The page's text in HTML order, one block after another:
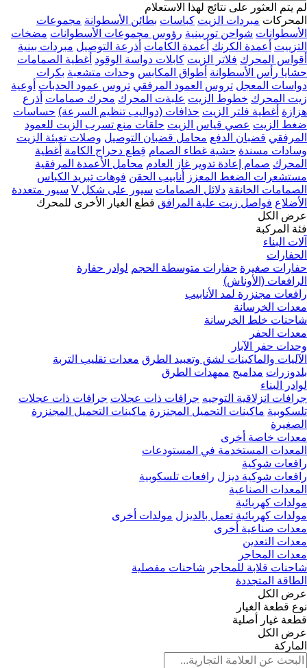
لم يتم العثور على نتائج لهذا الاستعلام
المحركات مبردات الزيت كباسات بطائن الأسطوانة مجموعات
الأسطوانات شواحن توربينية رؤوس مجموعات الأسطوانات مضخات
التزييت
أعمدة الكرنك أعمدة الكامات أذرعة التوصيل مبردات بينية
أقواس المحرك فلاتر الزيت كابلات دواسة الوقود أغطية الصمامات
حشايا رأس الأسطوانة أطواق المكابس وحدات متشعبة بكرات
دواسات المعجل تروس العمود المرفقي تروس عمود الحدبات أوعية
زيت المحرك خطوط الزيت علبةت المحرك محرك صمامات أذرع
هزازة أغطية فلتر الزيت حذافات (دواليب تنظيم السرعة) حساسات
ضغط الزيت عصي قياس الزيت حلقات منع تسرب الزيت للعمود
المرفقي قضبان الدفع محامل قضبان التوصيل وصلات تعبئة الزيت
وسادات مسندة حشية غطاء الصمام قِطع دحراج الكامة أغطية
المحرك صمام إعادة تدوير غاز العادم محامل الأعمدة المرفقية
مستشعرات الضغط المعزز
أنابيب الحقن فوهات تبريد الكباس
الصمامات الخانقة دلائل الصمامات سيور على شكل V
سيور متعددة
الأضلاع فواصل زيت علبة المرافق قطع الغيار الأخرى للمحرك
عرض الكل
فئة المركبة
آلات البناء
الحفارات
حفارات صغيرة حفارات متوسطة الحجم لوادر حفارة
الرافعات (الأوناش)
رافعات مجنزرة لمد الأنابيب
معدات الخرسانة
شاحنات خلط الخرسانة
معدات الحفر
وحدات حفر الآبار
الآليات والماكينات لشق وتعبيد الطرق معدات تقليب التربة
بلدوزرات مداميج ممهدات الطرق
لوادر البناء
جرافات انزلاقية التوجيه جرافات ذات عجلات جرافات ذات عجلات
تلسكوبية ماكينات التحميل المجنزرة ماكينات التحميل المجنزرة
الصغيرة
معدات خاصة أخرى
المعدات المستخدمة في المستودعات
رافعات شوكية
رافعات شوكية ديزل رافعات تلسكوبية
المعدات الصناعية
مولدات كهربائية
مولدات كهربائية تعمل بالديزل مولدات أخرى
معدات صناعية أخرى
معدات التعدين
معدات المحاجر
شاحنات قلابة للمحاجر شاحنات مفصلية
الطاقة المتجددة
عرض الكل
نوع قطعة الغيار
قطعة غيار أصلية
عرض الكل
الماركة